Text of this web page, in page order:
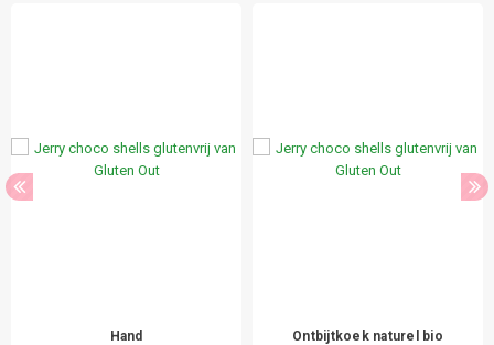
Hand Ontbijtkoek naturel bio